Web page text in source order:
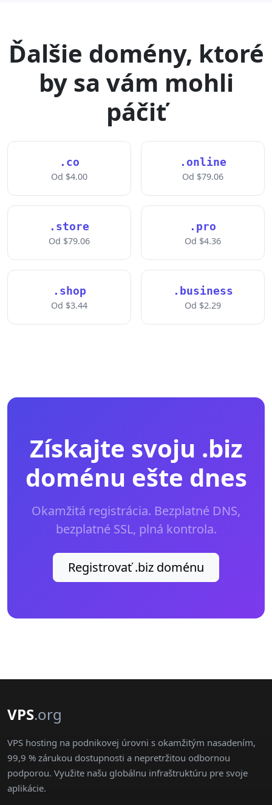
Ďalšie domény, ktoré
by sa vám mohli
páčiť
.co
Od $4.00
.online
Od $79.06
.store
Od $79.06
.pro
Od $4.36
.shop
Od $3.44
.business
Od $2.29
Získajte svoju .biz
doménu ešte dnes
Okamžitá registrácia. Bezplatné DNS,
bezplatné SSL, plná kontrola.
Registrovať .biz doménu
VPS.org
VPS hosting na podnikovej úrovni s okamžitým nasadením,
99,9 % zárukou dostupnosti a nepretržitou odbornou
podporou. Využite našu globálnu infraštruktúru pre svoje
aplikácie.